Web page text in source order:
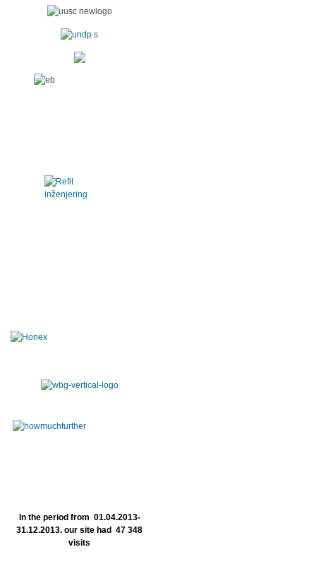
In the period from 01.04.2013-
31.12.2013. our site had 47 348
visits